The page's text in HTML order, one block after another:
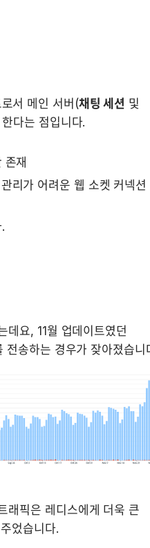
서 메인 서버(채팅 세션
다는 점입니다.
재
리가 어려운 웹 소켓 커넥션
데요, 11월 업데이트였던
래픽은 레디스에게 더욱 큰
었습니다.